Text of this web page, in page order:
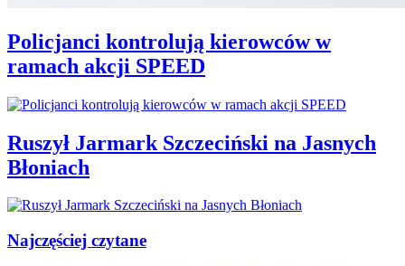
Policjanci kontrolują kierowców w
ramach akcji SPEED
Ruszył Jarmark Szczeciński na Jasnych
Błoniach
Najczęściej czytane